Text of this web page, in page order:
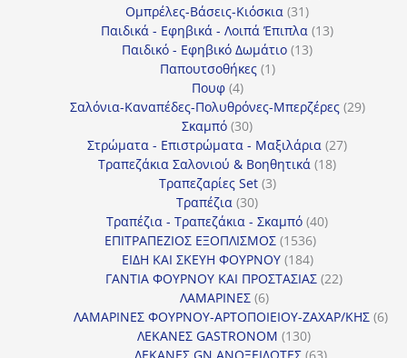
Ομπρέλες-Βάσεις-Κιόσκια 3131
προϊόντα
Παιδικά - Εφηβικά - Λοιπά Έπιπλα 1313
Παιδικό - Εφηβικό Δωμάτιο 1313
Παπουτσοθήκες 11
Πουφ 44
προϊόντα
Σαλόνια-Καναπέδες-Πολυθρόνες-Μπερζέρες 2929
Σκαμπό 3030
προϊόντα
Στρώματα - Επιστρώματα - Μαξιλάρια 2727
Τραπεζάκια Σαλονιού & Βοηθητικά 1818
Τραπεζαρίες Set 33
Τραπέζια 3030
προϊόντα
Τραπέζια - Τραπεζάκια - Σκαμπό 4040
ΕΠΙΤΡΑΠΕΖΙΟΣ ΕΞΟΠΛΙΣΜΟΣ 15361536
προϊόντα
ΕΙΔΗ ΚΑΙ ΣΚΕΥΗ ΦΟΥΡΝΟΥ 184184
προϊόντα
ΓΑΝΤΙΑ ΦΟΥΡΝΟΥ ΚΑΙ ΠΡΟΣΤΑΣΙΑΣ 2222
ΛΑΜΑΡΙΝΕΣ 66
προϊόντα
ΛΑΜΑΡΙΝΕΣ ΦΟΥΡΝΟΥ-ΑΡΤΟΠΟΙΕΙΟΥ-ΖΑΧΑΡ/ΚΗΣ 66
ΛΕΚΑΝΕΣ GASTRONOM 130130
προϊόντα
63